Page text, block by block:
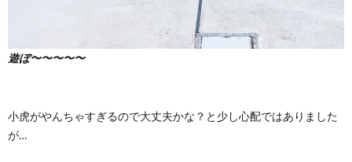
遊ぼ〜〜〜〜〜
小虎がやんちゃすぎるので大丈夫かな？と少し心配ではありました
が…